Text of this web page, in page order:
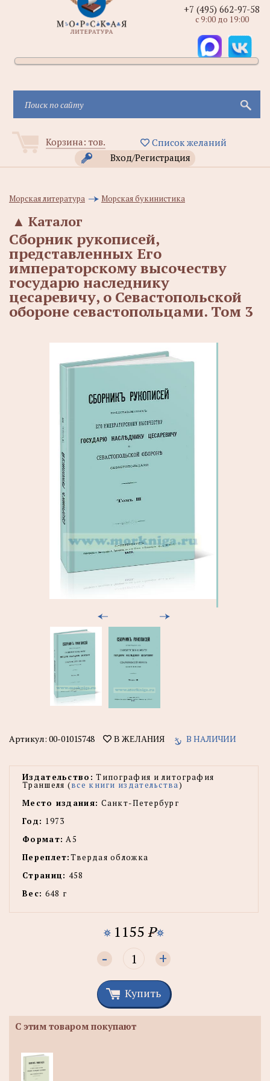
Корзина: тов.
Список желаний
Вход/Регистрация
+7 (495) 662-97-58
с 9:00 до 19:00
Морская литература Морская букинистика
Каталог
▲
Сборник рукописей,
представленных Его
императорскому высочеству
государю наследнику
цесаревичу, о Севастопольской
обороне севастопольцами. Том 3
Артикул: 00-01015748 В ЖЕЛАНИЯ В НАЛИЧИИ
Издательство: Типография и литография
Траншеля (все книги издательства)
Место издания: Санкт-Петербург
Год: 1973
Формат: А5
Переплет:Твердая обложка
Страниц: 458
Вес: 648 г
1155 P
- +
Купить
С этим товаром покупают